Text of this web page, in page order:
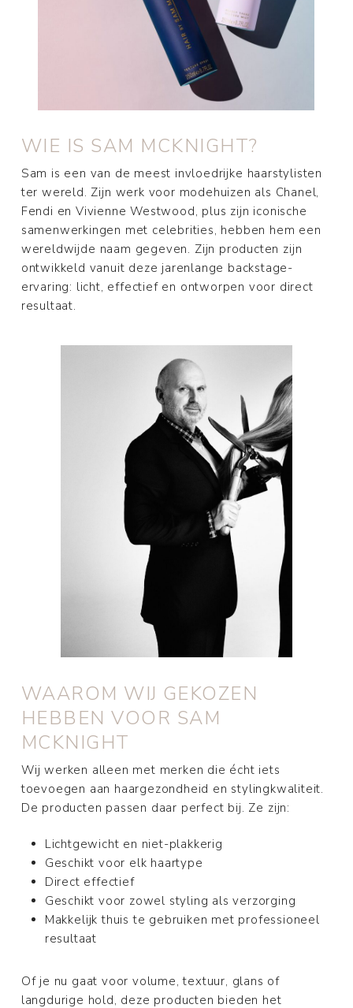
WIE IS SAM MCKNIGHT?
Sam is een van de meest invloedrijke haarstylisten
ter wereld. Zijn werk voor modehuizen als Chanel,
Fendi en Vivienne Westwood, plus zijn iconische
samenwerkingen met celebrities, hebben hem een
wereldwijde naam gegeven. Zijn producten zijn
ontwikkeld vanuit deze jarenlange backstage-
ervaring: licht, effectief en ontworpen voor direct
resultaat.
WAAROM WIJ GEKOZEN
HEBBEN VOOR SAM
MCKNIGHT
Wij werken alleen met merken die écht iets
toevoegen aan haargezondheid en stylingkwaliteit.
De producten passen daar perfect bij. Ze zijn:
Lichtgewicht en niet-plakkerig
Geschikt voor elk haartype
Direct effectief
Geschikt voor zowel styling als verzorging
Makkelijk thuis te gebruiken met professioneel
resultaat
Of je nu gaat voor volume, textuur, glans of
langdurige hold, deze producten bieden het